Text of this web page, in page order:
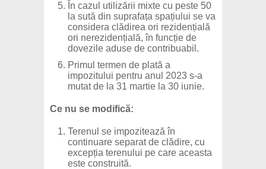
În cazul utilizării mixte cu peste 50
la sută din suprafața spațiului se va
considera clădirea ori rezidențială
ori nerezidențială, în funcție de
dovezile aduse de contribuabil.
Primul termen de plată a
impozitului pentru anul 2023 s-a
mutat de la 31 martie la 30 iunie.
Ce nu se modifică:
Terenul se impozitează în
continuare separat de clădire, cu
excepția terenului pe care aceasta
este construită.